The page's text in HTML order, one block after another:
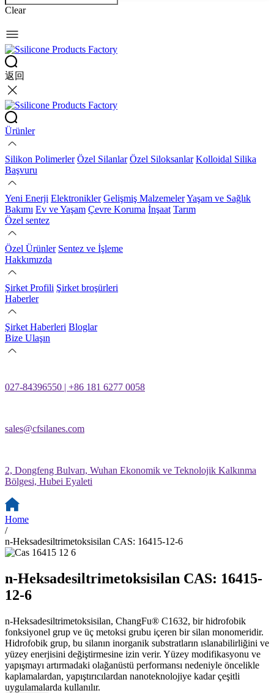
Clear
返回
Ürünler
Silikon Polimerler Özel Silanlar Özel Siloksanlar Kolloidal Silika
Başvuru
Yeni Enerji Elektronikler Gelişmiş MalzemelerYaşam ve Sağlık
Bakımı Ev ve Yaşam Çevre Koruma İnşaat Tarım
Özel sentez
Özel Ürünler Sentez ve İşleme
Hakkımızda
Şirket Profili Şirket broşürleri
Haberler
Şirket Haberleri Bloglar
Bize Ulaşın
027-84396550 | +86 181 6277 0058
sales@cfsilanes.com
2, Dongfeng Bulvarı, Wuhan Ekonomik ve Teknolojik Kalkınma
Bölgesi, Hubei Eyaleti
Home
/
n-Heksadesiltrimetoksisilan CAS: 16415-12-6
n-Heksadesiltrimetoksisilan CAS: 16415-
12-6
n-Heksadesiltrimetoksisilan, ChangFu® C1632, bir hidrofobik
fonksiyonel grup ve üç metoksi grubu içeren bir silan monomeridir.
Hidrofobik grup, bu silanın inorganik substratların ıslanabilirliğini ve
yüzey enerjisini değiştirmesine izin verir. Yüzey modifikasyonu ve
yapışmayı artırmadaki olağanüstü performansı nedeniyle öncelikle
kaplamalardan, yapıştırıcılardan nanoteknolojiye kadar çeşitli
uygulamalarda kullanılır.